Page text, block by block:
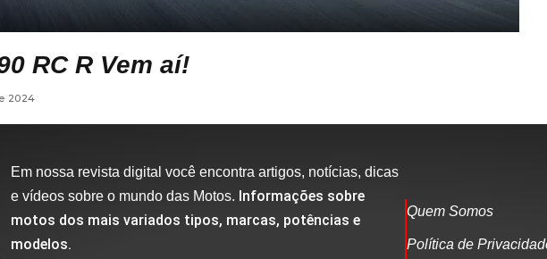
RC R Vem aí!
2024
Em nossa revista digital você encontra artigos, notícias, dicas
e vídeos sobre o mundo das Motos. Informações sobre
motos dos mais variados tipos, marcas, potências e
modelos.
Quem Somos
Política de